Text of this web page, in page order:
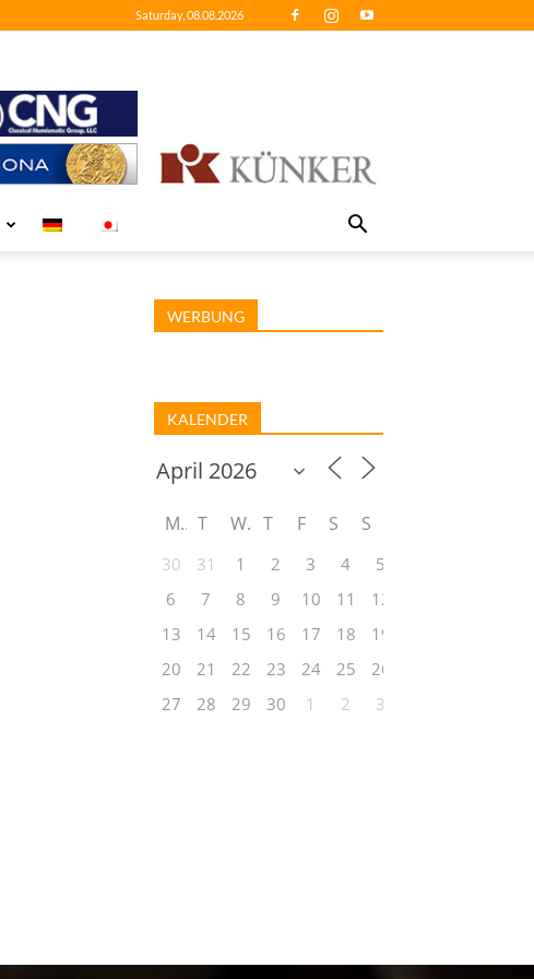
Saturday, 08.08.2026
WERBUNG
KALENDER
M T W T F S S
30 31 1 2 3 4
5
6
7 8 9 10 11
12
13
14 15 16 17 18
19
20
21 22 23 24 25
26
27
28 29 30 1 2 3